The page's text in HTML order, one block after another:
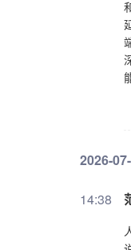
2026-
14:38